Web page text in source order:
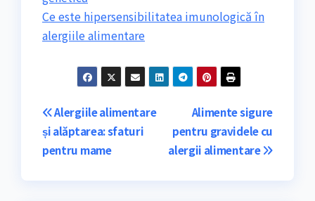
Ce este hipersensibilitatea imunologică în
alergiile alimentare
Navigare
în
Alimente sigure
pentru gravidele cu
alergii alimentare
Alergiile alimentare
și alăptarea: sfaturi
pentru mame